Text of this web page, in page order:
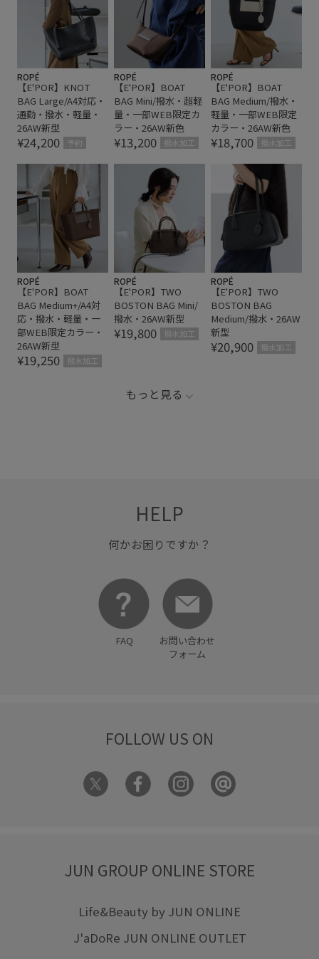
ROPÉ
【E'POR】KNOT
BAG Large/A4対応・
通勤・撥水・軽量・
26AW新型
¥24,200 予約
ROPÉ
【E'POR】BOAT
BAG Mini/撥水・超軽
量・一部WEB限定カ
ラー・26AW新色
¥13,200 撥水加工
ROPÉ
【E'POR】BOAT
BAG Medium/撥水・
軽量・一部WEB限定
カラー・26AW新色
¥18,700 撥水加工
ROPÉ
【E'POR】BOAT
BAG Medium+/A4対
応・撥水・軽量・一
部WEB限定カラー・
26AW新型
¥19,250 撥水加工
ROPÉ
【E'POR】TWO
BOSTON BAG Mini/
撥水・26AW新型
¥19,800 撥水加工
ROPÉ
【E'POR】TWO
BOSTON BAG
Medium/撥水・26AW
新型
¥20,900 撥水加工
もっと見る
HELP
何かお困りですか？
FAQ
お問い合わせ
フォーム
FOLLOW US ON
JUN GROUP ONLINE STORE
Life&Beauty by JUN ONLINE
J'aDoRe JUN ONLINE OUTLET